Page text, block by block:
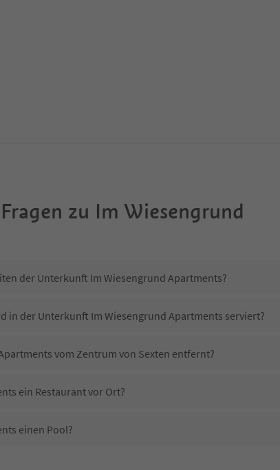
zu Im Wiesengrund
der Unterkunft Im Wiesengrund Apartments?
in der Unterkunft Im Wiesengrund Apartments serviert?
vom Zentrum von Sexten entfernt?
ein Restaurant vor Ort?
einen Pool?
Im Wiesengrund Apartments erlaubt?
Apartments?